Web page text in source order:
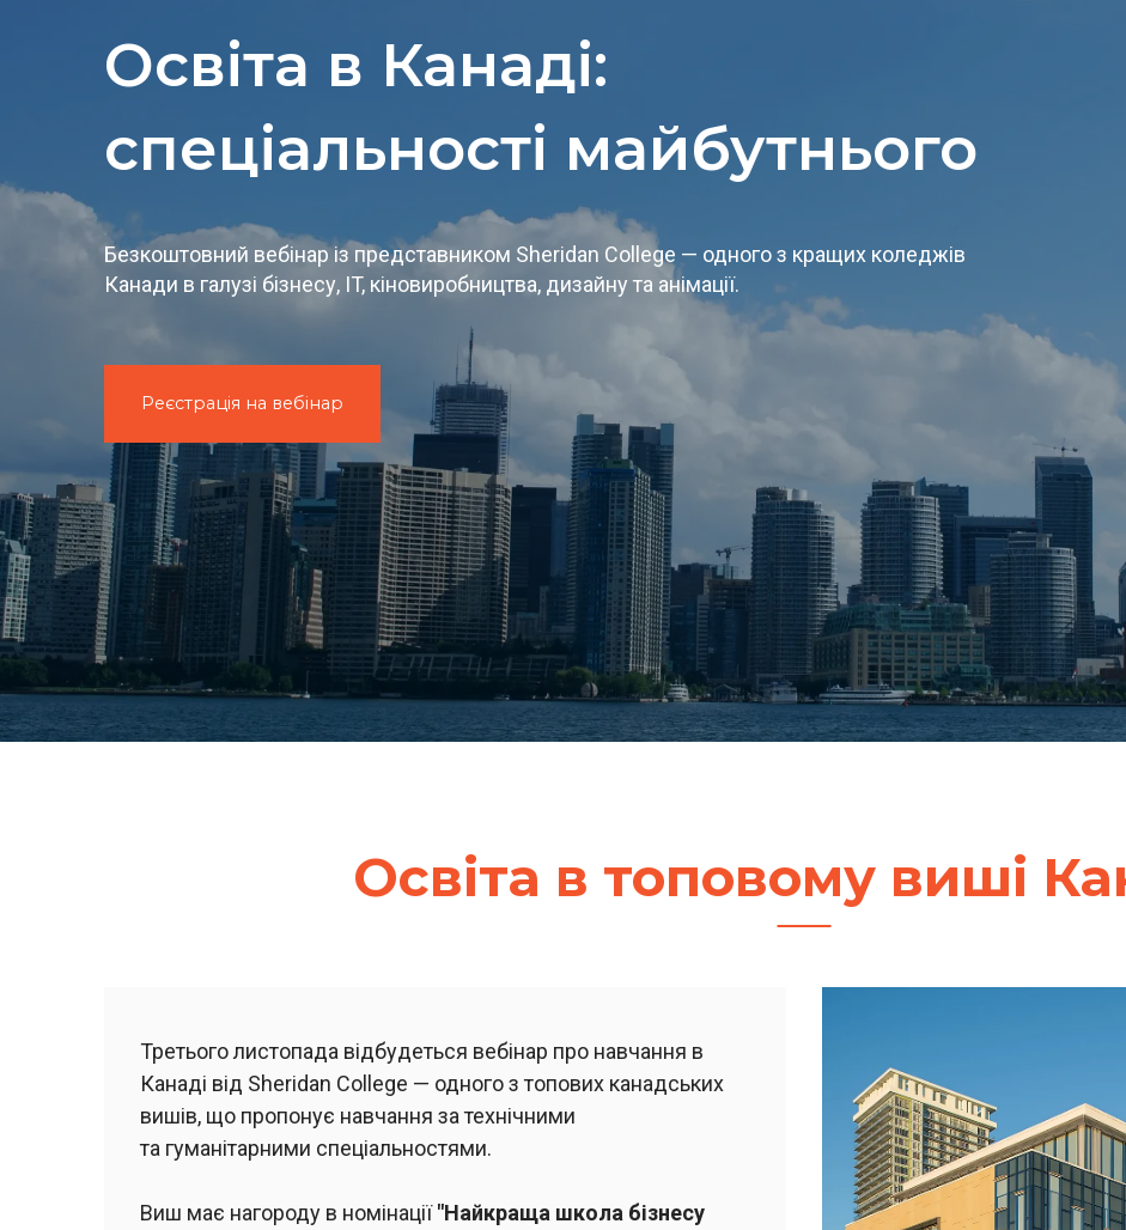
Освіта в Канаді:
спеціальності майбутнього
Безкоштовний вебінар із представником Sheridan College — одного з кращих коледжів
Канади в галузі бізнесу, IT, кіновиробництва, дизайну та анімації.
Реєстрація на вебінар
Освіта в топовому виші
Третього листопада відбудеться вебінар про навчання в
Канаді від Sheridan College — одного з топових канадських
вишів, що пропонує навчання за технічними
та гуманітарними спеціальностями.
Виш має нагороду в номінації"Найкраща школа бізнесу